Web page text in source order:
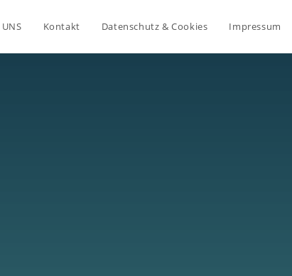
Kontakt Datenschutz & Cookies Impressum